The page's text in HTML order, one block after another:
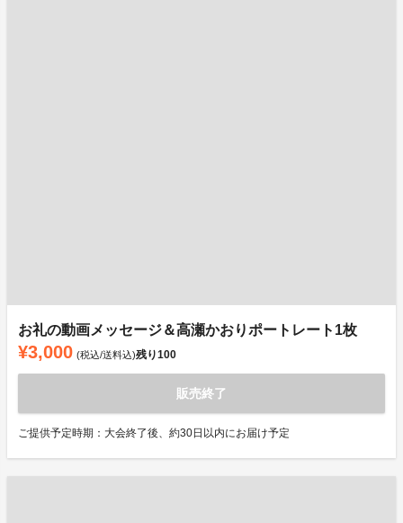
お礼の動画メッセージ＆高瀬かおりポートレート1枚
¥3,000 (税込/送料込)残り100
販売終了
ご提供予定時期：大会終了後、約30日以内にお届け予定